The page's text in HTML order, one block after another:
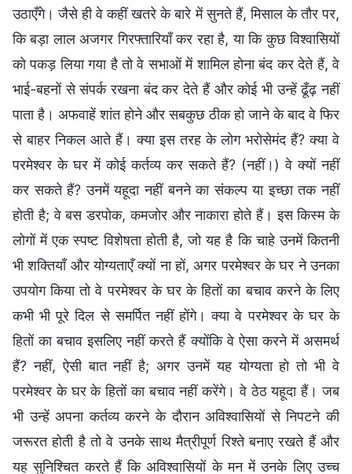
उठाएँगे। जैसे ही वे कहीं खतरे के बारे में सुनते हैं, मिसाल के तौर पर,
कि बड़ा लाल अजगर गिरफ्तारियाँ कर रहा है, या कि कुछ विश्वासियों
को पकड़ लिया गया है तो वे सभाओं में शामिल होना बंद कर देते हैं, वे
भाई-बहनों से संपर्क रखना बंद कर देते हैं और कोई भी उन्हें ढूँढ़ नहीं
पाता है। अफवाहें शांत होने और सबकुछ ठीक हो जाने के बाद वे फिर
से बाहर निकल आते हैं। क्या इस तरह के लोग भरोसेमंद हैं? क्या वे
परमेश्वर के घर में कोई कर्तव्य कर सकते हैं? (नहीं।) वे क्यों नहीं
कर सकते हैं? उनमें यहूदा नहीं बनने का संकल्प या इच्छा तक नहीं
होती है; वे बस डरपोक, कमजोर और नाकारा होते हैं। इस किस्म के
लोगों में एक स्पष्ट विशेषता होती है, जो यह है कि चाहे उनमें कितनी
भी शक्तियाँ और योग्यताएँ क्यों ना हों, अगर परमेश्वर के घर ने उनका
उपयोग किया तो वे परमेश्वर के घर के हितों का बचाव करने के लिए
कभी भी पूरे दिल से समर्पित नहीं होंगे। क्या वे परमेश्वर के घर के
हितों का बचाव इसलिए नहीं करते हैं क्योंकि वे ऐसा करने में असमर्थ
हैं? नहीं, ऐसी बात नहीं है; अगर उनमें यह योग्यता हो तो भी वे
परमेश्वर के घर के हितों का बचाव नहीं करेंगे। वे ठेठ यहूदा हैं। जब
भी उन्हें अपना कर्तव्य करने के दौरान अविश्वासियों से निपटने की
जरूरत होती है तो वे उनके साथ मैत्रीपूर्ण रिश्ते बनाए रखते हैं और
यह सुनिश्चित करते हैं कि अविश्वासियों के मन में उनके लिए उच्च